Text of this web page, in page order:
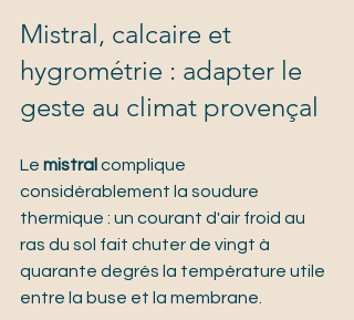
Mistral, calcaire et
hygrométrie : adapter le
geste au climat provençal
Le mistral complique
considérablement la soudure
thermique : un courant d'air froid au
ras du sol fait chuter de vingt à
quarante degrés la température utile
entre la buse et la membrane.